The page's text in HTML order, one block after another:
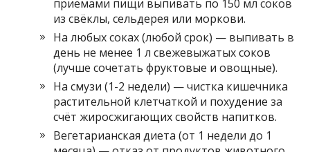
приёмами пищи выпивать по 150 мл соков
из свёклы, сельдерея или моркови.
На любых соках (любой срок) — выпивать в
день не менее 1 л свежевыжатых соков
(лучше сочетать фруктовые и овощные).
На смузи (1-2 недели) — чистка кишечника
растительной клетчаткой и похудение за
счёт жиросжигающих свойств напитков.
Вегетарианская диета (от 1 недели до 1